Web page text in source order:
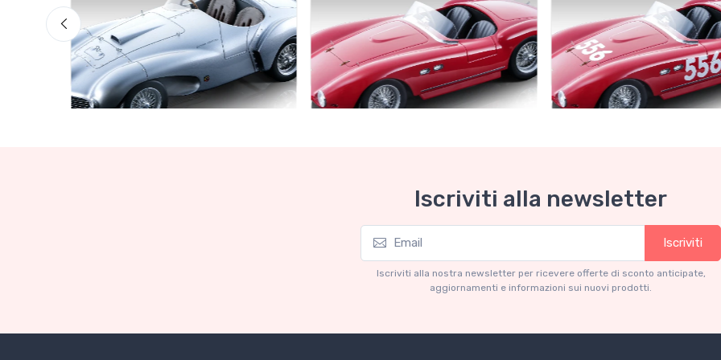
Ferrari 735S Autodromo Press
€227.91 €239.90
Ferrari 735S - 166 MM
Miglia 1954 car #556 Driver:
Graffenried - G. Parravicini
Iscriviti alla newsletter
Iscriviti
Iscriviti alla nostra newsletter per ricevere offerte di sconto anticipate,
aggiornamenti e informazioni sui nuovi prodotti.